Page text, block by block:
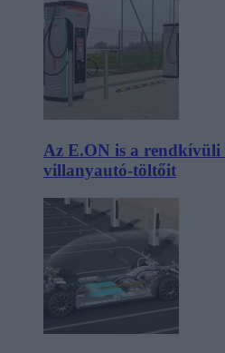
Az E.ON is a rendkívüli
villanyautó-töltőit